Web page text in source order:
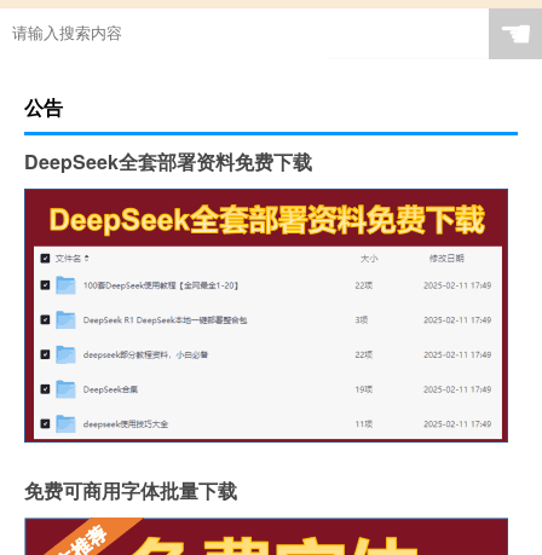
☚
公告
DeepSeek全套部署资料免费下载
免费可商用字体批量下载